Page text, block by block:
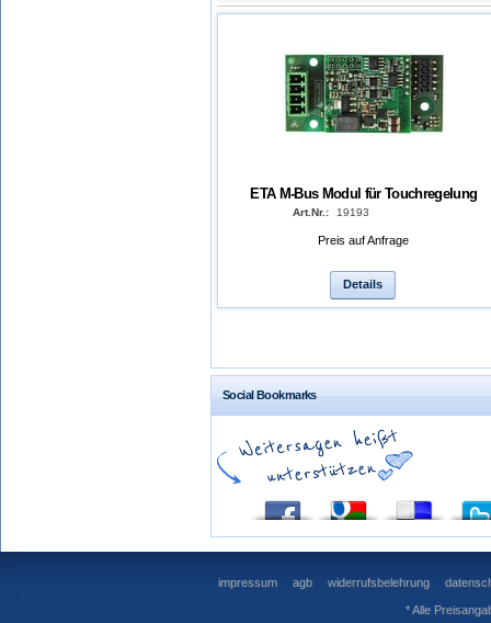
ETA M-Bus Modul für Touchregelung
Art.Nr.: 19193
Preis auf Anfrage
Details
Social Bookmarks
impressum agb widerrufsbelehrung
* Alle